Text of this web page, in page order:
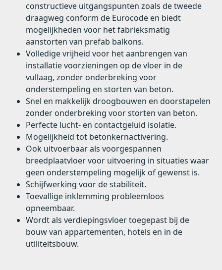
constructieve uitgangspunten zoals de tweede
draagweg conform de Eurocode en biedt
mogelijkheden voor het fabrieksmatig
aanstorten van prefab balkons.
Volledige vrijheid voor het aanbrengen van
installatie voorzieningen op de vloer in de
vullaag, zonder onderbreking voor
onderstempeling en storten van beton.
Snel en makkelijk droogbouwen en doorstapelen
zonder onderbreking voor storten van beton.
Perfecte lucht- en contactgeluid isolatie.
Mogelijkheid tot betonkernactivering.
Ook uitvoerbaar als voorgespannen
breedplaatvloer voor uitvoering in situaties waar
geen onderstempeling mogelijk of gewenst is.
Schijfwerking voor de stabiliteit.
Toevallige inklemming probleemloos
opneembaar.
Wordt als verdiepingsvloer toegepast bij de
bouw van appartementen, hotels en in de
utiliteitsbouw.